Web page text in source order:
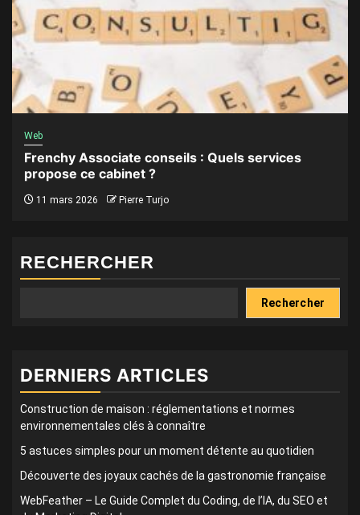
Web
Frenchy Associate conseils : Quels services
propose ce cabinet ?
11 mars 2026 Pierre Turjo
RECHERCHER
Rechercher
DERNIERS ARTICLES
Construction de maison : réglementations et normes
environnementales clés à connaître
5 astuces simples pour un moment détente au quotidien
Découverte des joyaux cachés de la gastronomie française
WebFeather – Le Guide Complet du Coding, de l’IA, du SEO et